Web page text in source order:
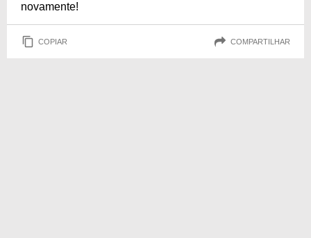
novamente!
COPIAR COMPARTILHAR